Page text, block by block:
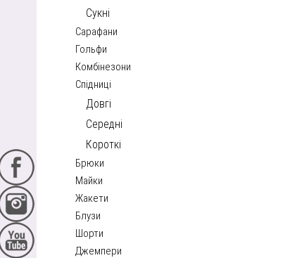
Сукні
Сарафани
Гольфи
Комбінезони
Спідниці
Довгі
Середні
Короткі
Брюки
Майки
Жакети
Блузи
Шорти
Джемпери